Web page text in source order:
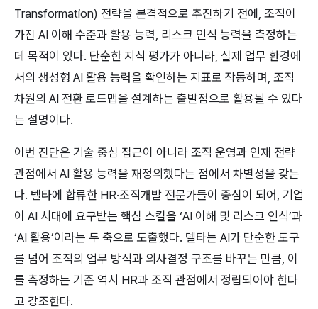
Transformation) 전략을 본격적으로 추진하기 전에, 조직이
가진 AI 이해 수준과 활용 능력, 리스크 인식 능력을 측정하는
데 목적이 있다. 단순한 지식 평가가 아니라, 실제 업무 환경에
서의 생성형 AI 활용 능력을 확인하는 지표로 작동하며, 조직
차원의 AI 전환 로드맵을 설계하는 출발점으로 활용될 수 있다
는 설명이다.
이번 진단은 기술 중심 접근이 아니라 조직 운영과 인재 전략
관점에서 AI 활용 능력을 재정의했다는 점에서 차별성을 갖는
다. 텔타에 합류한 HR·조직개발 전문가들이 중심이 되어, 기업
이 AI 시대에 요구받는 핵심 스킬을 ‘AI 이해 및 리스크 인식’과
‘AI 활용’이라는 두 축으로 도출했다. 텔타는 AI가 단순한 도구
를 넘어 조직의 업무 방식과 의사결정 구조를 바꾸는 만큼, 이
를 측정하는 기준 역시 HR과 조직 관점에서 정립되어야 한다
고 강조한다.